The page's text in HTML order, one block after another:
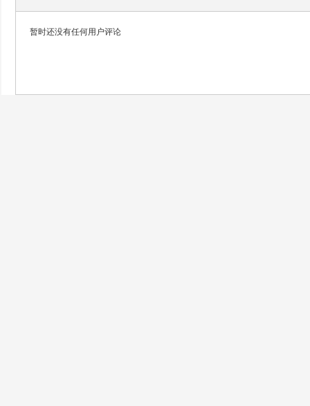
暂时还没有任何用户评论